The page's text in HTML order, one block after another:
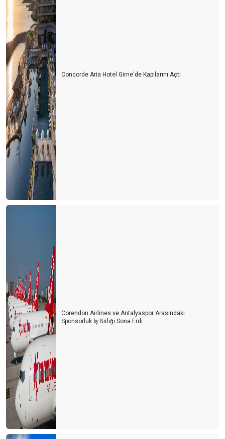
UÇAKLAR DOLU , OTELLER BOŞ MU?
HAVLU SAVAŞLARINDAN HAVLU HAREKETİNE
LİKYA YOLU ‘SOS’ VERİYOR
TURİZM DOĞAYA MUHTAÇ
BİR ZAMANLAR ‘PAS’ VARDI
RUS TURİST RUBLE’NİN ALTINDA KALDI
GÜNLÜK TURİST GELİŞİ 100 BİNE DAYANDI
KARPUZ
Bayramda Antalya’ya gelecek olanlara çağrım: Müze kartınızla
TURİZMİ ‘Z’ KUŞAĞINA DEVRETMELİYİZ
TÜRKİYE RESMİ OLARAK DÜNYA 4. CÜSÜ
‘COMEBACK ALMANYA’
Turizm çalışanlarının koşulları cazip hale getirilmeli
Paket turda en büyük maliyeti ulaşım ve konaklama oluşturuyor
Kış döneminde Antalya turizminde 3 ülke öne çıktı
Unuttuk mu?
Berlin mesajları
Hayat devam ediyor mu?
YA ŞİMDİ?
Antalya'nın 3 sınavı
Concorde Aria Hotel Girne'de Kapılarını Açtı
Corendon Airlines ve Antalyaspor Arasındaki
Sponsorluk İş Birliği Sona Erdi